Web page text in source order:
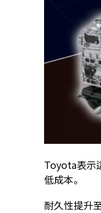
Toyota表示
低成本。
耐久性提升